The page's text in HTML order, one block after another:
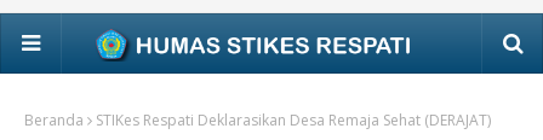
Beranda STIKes Respati Deklarasikan Desa Remaja Sehat (DERAJAT)